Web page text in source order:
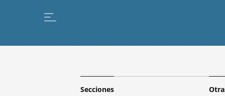
Secciones